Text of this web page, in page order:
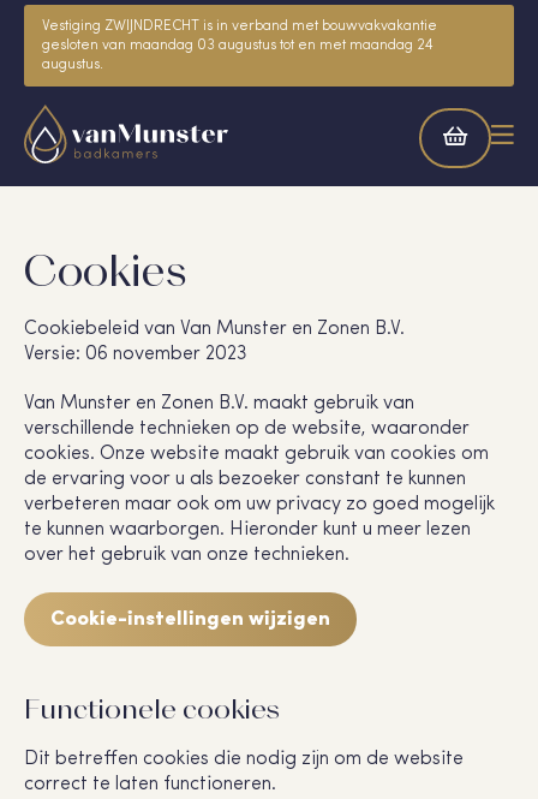
Vestiging ZWIJNDRECHT is in verband met bouwvakvakantie
gesloten van maandag 03 augustus tot en met maandag 24
augustus.
Cookies
Cookiebeleid van Van Munster en Zonen B.V.
Versie: 06 november 2023
Van Munster en Zonen B.V. maakt gebruik van
verschillende technieken op de website, waaronder
cookies. Onze website maakt gebruik van cookies om
de ervaring voor u als bezoeker constant te kunnen
verbeteren maar ook om uw privacy zo goed mogelijk
te kunnen waarborgen. Hieronder kunt u meer lezen
over het gebruik van onze technieken.
Cookie-instellingen wijzigen
Functionele cookies
Dit betreffen cookies die nodig zijn om de website
correct te laten functioneren.